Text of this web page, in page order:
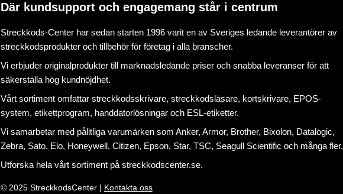
Där kundsupport och engagemang står i centrum
Streckkods-Center har sedan starten 1996 varit en av Sveriges ledande leverantörer av
streckkodsprodukter och tillbehör för företag i alla branscher.
Vi erbjuder originalprodukter till marknadsledande priser och snabba leveranser för att
säkerställa hög kundnöjdhet.
Vårt sortiment omfattar streckkodsskrivare, streckkodsläsare, kortskrivare, EPOS-
system, etikettprogram, handdatorlösningar och ESL-etiketter.
Vi samarbetar med pålitliga varumärken som Anker, Armor, Brother, Bixolon, Datalogic,
Zebra, Sato, Elo, Honeywell, Citizen, Epson, Star, TSC, Seagull Scientific och många fler.
Utforska hela vårt sortiment påstreckkodscenter.se.
© 2025 StreckkodsCenter | Kontakta oss